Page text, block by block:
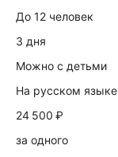
До 12 человек
3 дня
Можно с детьми
На русском языке
24 500 ₽
за одного